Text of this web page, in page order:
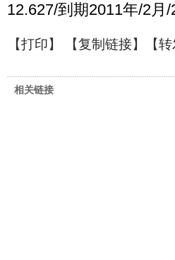
12.627/到期2011年/2月/
【打印】 【复制链接】【转
相关链接